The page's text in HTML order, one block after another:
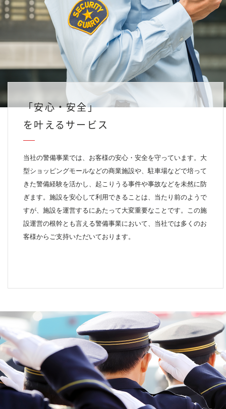
「安心・安全」
を叶えるサービス
当社の警備事業では、お客様の安心・安全を守っています。大
型ショッピングモールなどの商業施設や、駐車場などで培って
きた警備経験を活かし、起こりうる事件や事故などを未然に防
ぎます。施設を安心して利用できることは、当たり前のようで
すが、施設を運営するにあたって大変重要なことです。この施
設運営の根幹とも言える警備事業において、当社では多くのお
客様からご支持いただいております。